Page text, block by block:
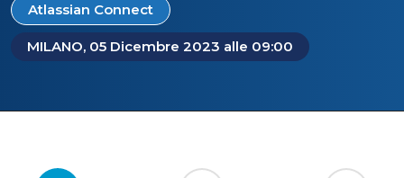
Atlassian Connect
MILANO, 05 Dicembre 2023 alle 09:00